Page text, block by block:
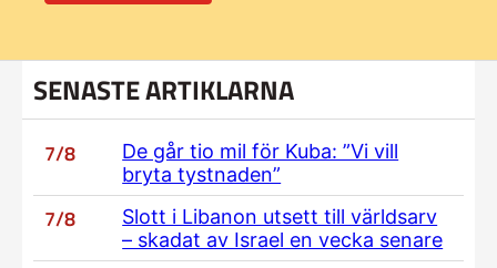
SENASTE ARTIKLARNA
7/8
De går tio mil för Kuba: ”Vi vill
bryta tystnaden”
7/8
Slott i Libanon utsett till världsarv
– skadat av Israel en vecka senare